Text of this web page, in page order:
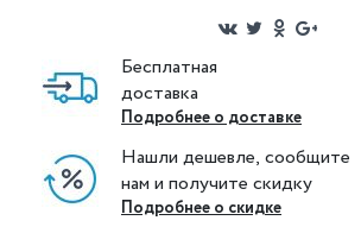
Бесплатная
доставка
Подробнее о доставке
Нашли дешевле, сообщите
нам и получите скидку
Подробнее о скидке